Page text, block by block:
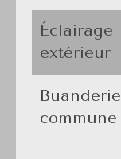
Éclairage
extérieur
Buanderie
commune